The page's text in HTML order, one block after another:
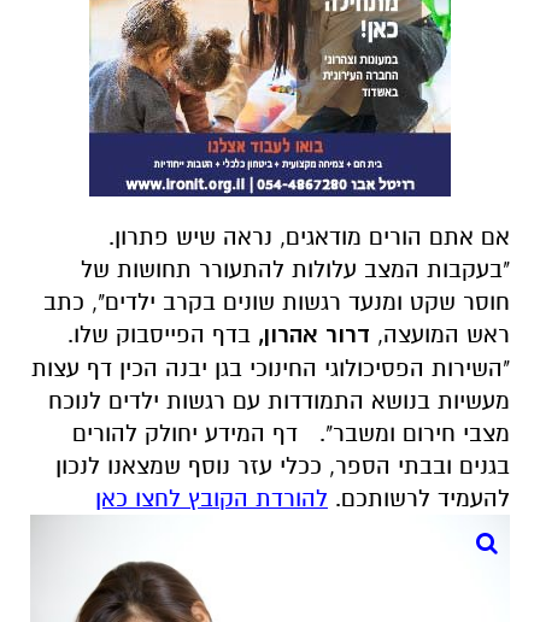
אם אתם הורים מודאגים, נראה שיש פתרון.
"בעקבות המצב עלולות להתעורר תחושות של
חוסר שקט ומנעד רגשות שונים בקרב ילדים", כתב
ראש המועצה, דרור אהרון, בדף הפייסבוק שלו.
"השירות הפסיכולוגי החינוכי בגן יבנה הכין דף עצות
מעשיות בנושא התמודדות עם רגשות ילדים לנוכח
מצבי חירום ומשבר".
דף המידע יחולק להורים
בגנים ובבתי הספר, ככלי עזר נוסף שמצאנו לנכון
להעמיד לרשותכם. להורדת הקובץ לחצו כאן